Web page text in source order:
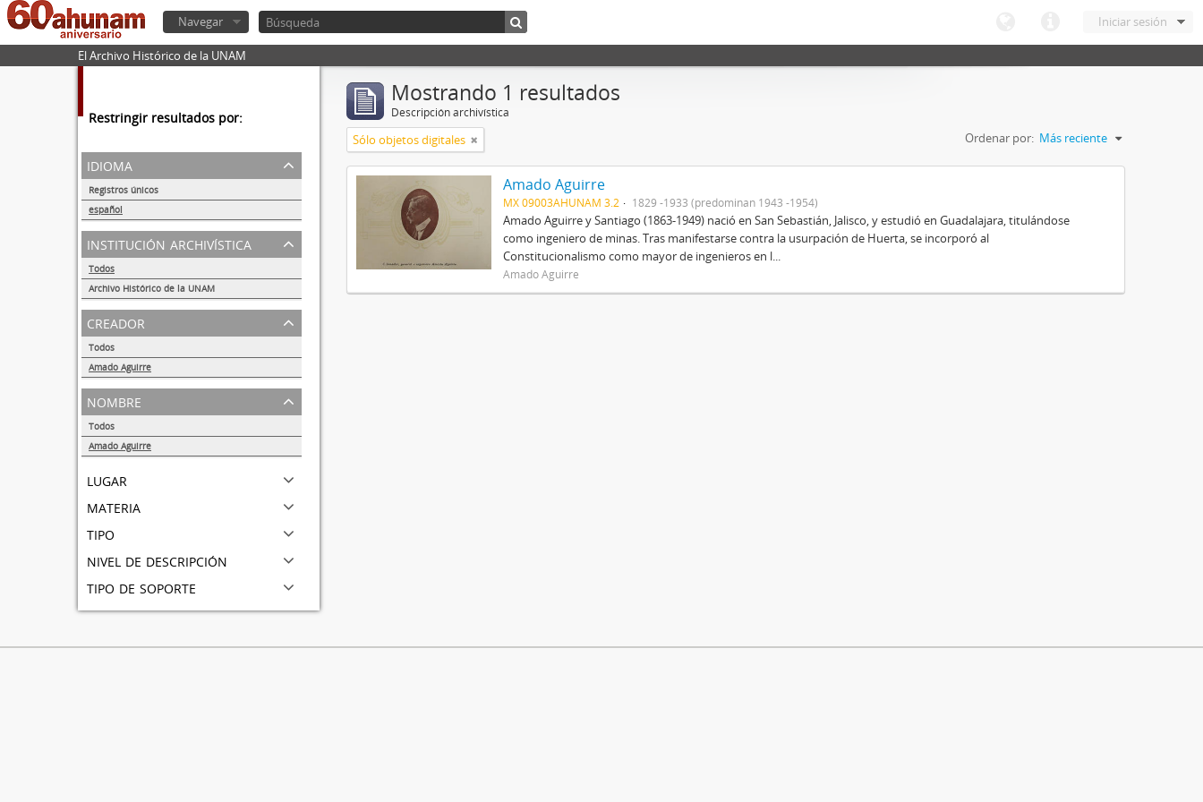
Iniciar sesión
Navegar
El Archivo Histórico de la UNAM
Restringir resultados por:
idioma
Registros únicos
español
1
institución archivística
Todos
Archivo Histórico de la UNAM
1
creador
Todos
Amado Aguirre
1
nombre
Todos
Amado Aguirre
lugar
materia
tipo
nivel de descripción
tipo de soporte
Mostrando 1 resultados
Descripción archivística
Sólo objetos digitales Ordenar por: Más reciente
Amado Aguirre
MX 09003AHUNAM 3.2 1829 -1933 (predominan 1943 -1954)
Amado Aguirre y Santiago (1863-1949) nació en San Sebastián, Jalisco, y estudió en Guadalajara, titulándose
como ingeniero de minas. Tras manifestarse contra la usurpación de Huerta, se incorporó al
Constitucionalismo como mayor de ingenieros en l...
Amado Aguirre